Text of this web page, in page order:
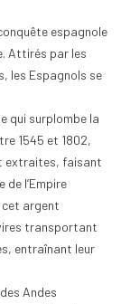
espagnole
Attirés par les
les Espagnols se
qui surplombe la
1545 et 1802,
extraites, faisant
l’Empire
cet argent
transportant
entraînant leur
Andes